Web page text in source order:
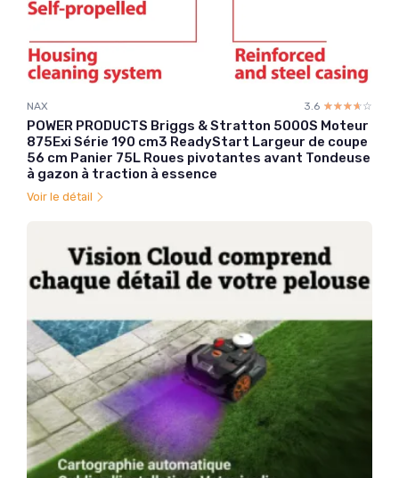
NAX 3.6 ☆☆☆☆☆
★★★★★
POWER PRODUCTS Briggs & Stratton 5000S Moteur
875Exi Série 190 cm3 ReadyStart Largeur de coupe
56 cm Panier 75L Roues pivotantes avant Tondeuse
à gazon à traction à essence
Voir le détail